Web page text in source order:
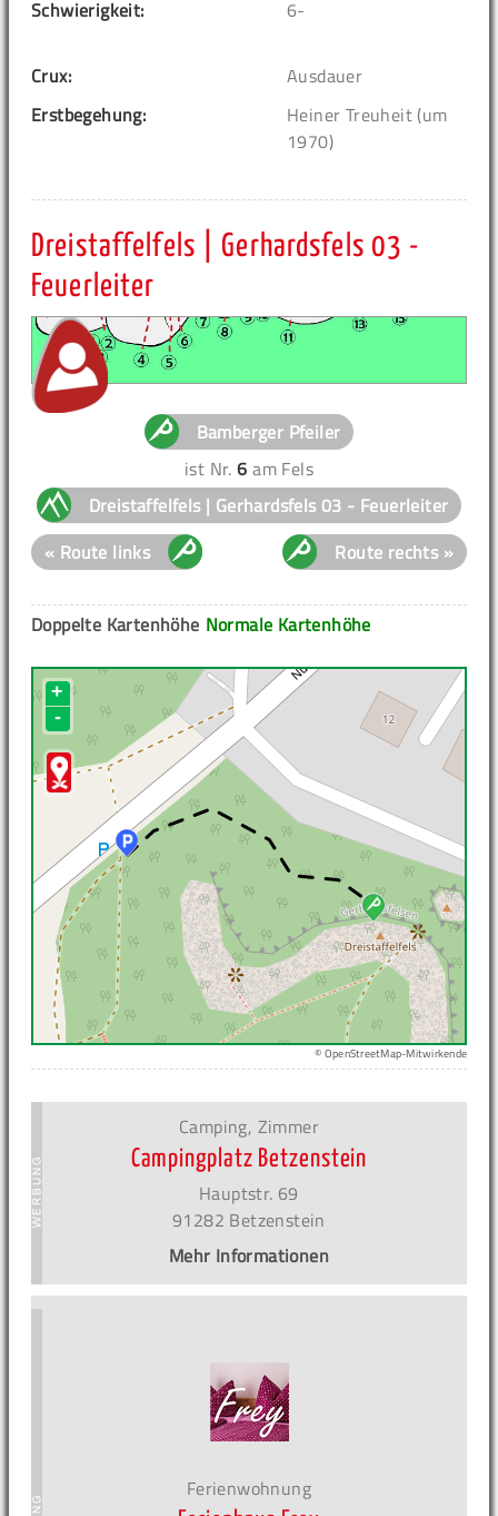
Schwierigkeit: 6-
Crux:
Ausdauer
Erstbegehung:
Heiner Treuheit (um
1970)
Dreistaffelfels | Gerhardsfels 03 -
Feuerleiter
Bamberger Pfeiler
ist Nr.6 am Fels
Dreistaffelfels | Gerhardsfels 03 - Feuerleiter
« Route links
Route rechts »
Normale Kartenhöhe
Doppelte Kartenhöhe
+
-
© OpenStreetMap-Mitwirkende
Camping, Zimmer
Campingplatz Betzenstein
Hauptstr. 69
91282 Betzenstein
Mehr Informationen
Ferienwohnung